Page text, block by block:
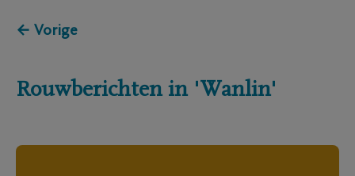
← Vorige
Rouwberichten in 'Wanlin'